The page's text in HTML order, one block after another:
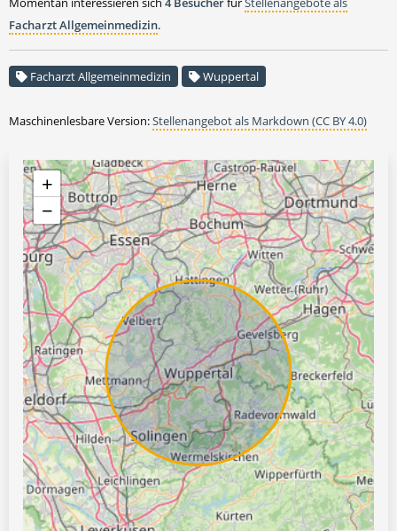
Facharzt Allgemeinmedizin.
Facharzt Allgemeinmedizin Wuppertal
Maschinenlesbare Version:Stellenangebot als Markdown (CC BY 4.0)
+
−